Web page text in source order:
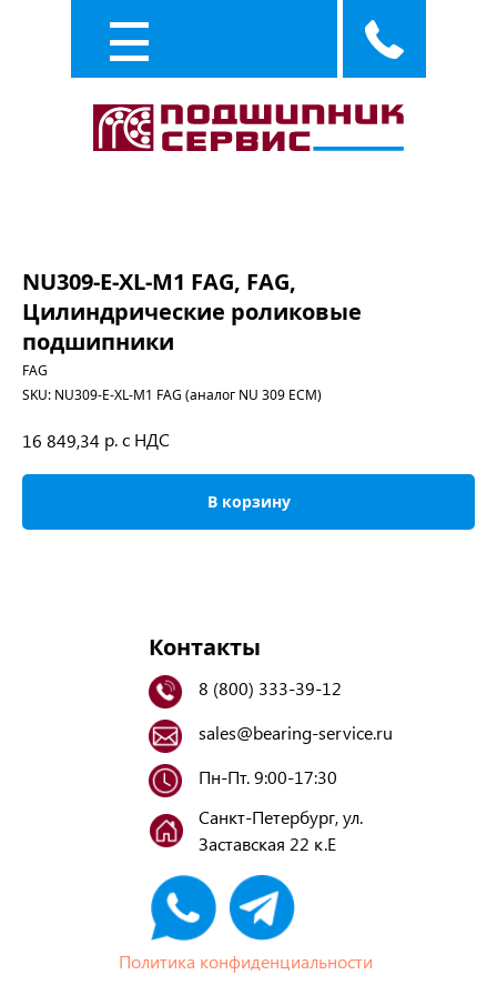
NU309-E-XL-M1 FAG, FAG,
Цилиндрические роликовые
подшипники
FAG
SKU: NU309-E-XL-M1 FAG (аналог NU 309 ECM)
16 849,34 р. с НДС
В корзину
Контакты
8 (800) 333-39-12
sales@bearing-service.ru
Санкт-Петербург, ул.
Заставская 22 к.Е
Пн-Пт. 9:00-17:30
Политика конфиденциальности